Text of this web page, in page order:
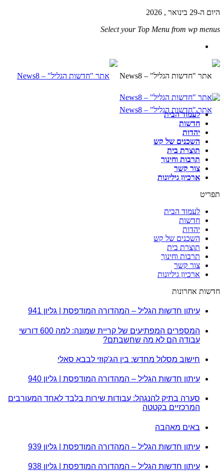
היום ה-29 בינואר , 2026
Select your Top Menu from wp menus
לעמוד הבית
חדשות
יהדות
השכנים של קש
תוצרת בית
תרבות וחינוך
צור קשר
ארכיון גיליונות
תפריט
לעמוד הבית
חדשות
יהדות
השכנים של קש
תוצרת בית
תרבות וחינוך
צור קשר
ארכיון גיליונות
חדשות אחרונות
עיתון חדשות הגליל – המהדורה המודפסת | גליון 941
המספרים המפתיעים של קריית שמונה: למה 600 דורשי
עבודה הם לא מה שחשבתם?
חישוב מסלול מחדש: בין הג'קוזי לבבא סאלי
עיתון חדשות הגליל – המהדורה המודפסת | גליון 940
סערה בתיק להנגהל: עבודות שירות בלבד לאחד המעורבים
המרכזיים בקטטה
באים מאהבה
עיתון חדשות הגליל – המהדורה המודפסת | גליון 939
עיתון חדשות הגליל – המהדורה המודפסת | גליון 938